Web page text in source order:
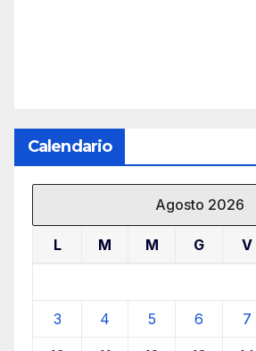
Calendario
Agosto 2026
L M M G V
3 4 5 6 7